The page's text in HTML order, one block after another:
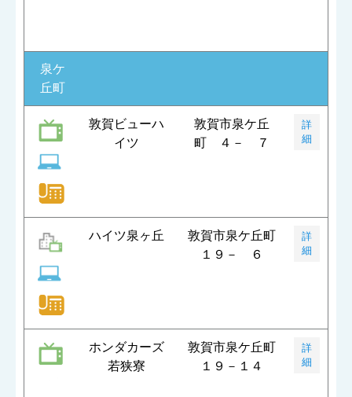
泉ケ
丘町
敦賀ビューハ
イツ
敦賀市泉ケ丘
町 ４－ ７
詳
細
ハイツ泉ヶ丘
敦賀市泉ケ丘町
１９－ ６
詳
細
ホンダカーズ
若狭寮
敦賀市泉ケ丘町
１９－１４
詳
細